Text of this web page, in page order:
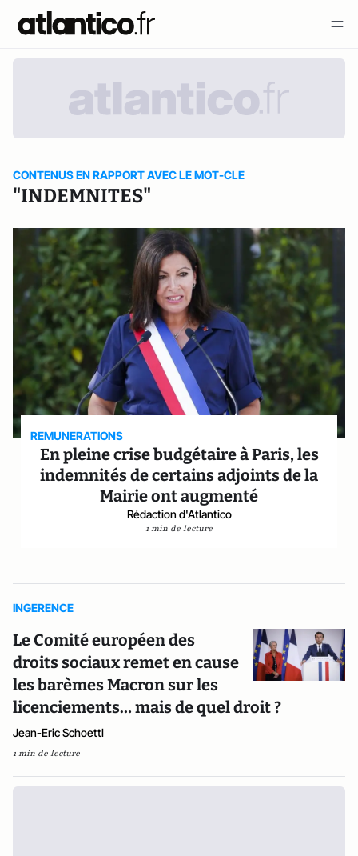
CONTENUS EN RAPPORT AVEC LE MOT-CLE
"INDEMNITES"
REMUNERATIONS
En pleine crise budgétaire à Paris, les
indemnités de certains adjoints de la
Mairie ont augmenté
Rédaction d'Atlantico
1 min de lecture
INGERENCE
Le Comité européen des
droits sociaux remet en cause
les barèmes Macron sur les
licenciements… mais de quel droit ?
Jean-Eric Schoettl
1 min de lecture